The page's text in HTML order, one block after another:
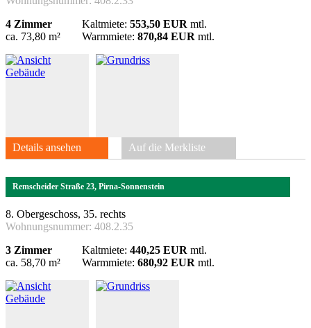
4 Zimmer
ca. 73,80 m²
Kaltmiete: 553,50 EUR mtl.
Warmmiete: 870,84 EUR mtl.
Details ansehen Auf die Merkliste
Remscheider Straße 23, Pirna-Sonnenstein
8. Obergeschoss, 35. rechts
Wohnungsnummer: 408.2.35
3 Zimmer
ca. 58,70 m²
Kaltmiete: 440,25 EUR mtl.
Warmmiete: 680,92 EUR mtl.